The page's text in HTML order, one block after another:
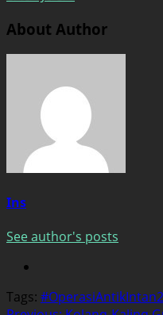
About Author
Ins
See author's posts
Tags: